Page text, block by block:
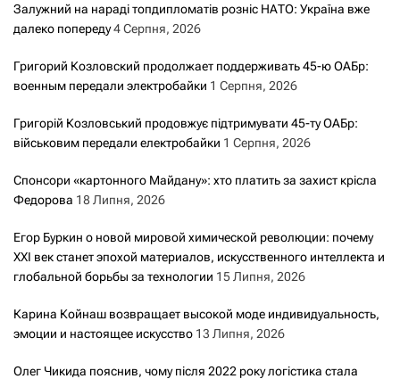
Залужний на нараді топдипломатів розніс НАТО: Україна вже
далеко попереду4 Серпня, 2026
Григорий Козловский продолжает поддерживать 45-ю ОАБр:
военным передали электробайки 1 Серпня, 2026
Григорій Козловський продовжує підтримувати 45-ту ОАБр:
військовим передали електробайки 1 Серпня, 2026
Спонсори «картонного Майдану»: хто платить за захист крісла
Федорова 18 Липня, 2026
Егор Буркин о новой мировой химической революции: почему
XXI век станет эпохой материалов, искусственного интеллекта и
глобальной борьбы за технологии 15 Липня, 2026
Карина Койнаш возвращает высокой моде индивидуальность,
эмоции и настоящее искусство 13 Липня, 2026
Олег Чикида пояснив, чому після 2022 року логістика стала